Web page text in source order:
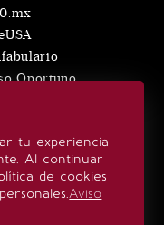
tu experiencia
Al continuar
de cookies
Aviso
Oportuno